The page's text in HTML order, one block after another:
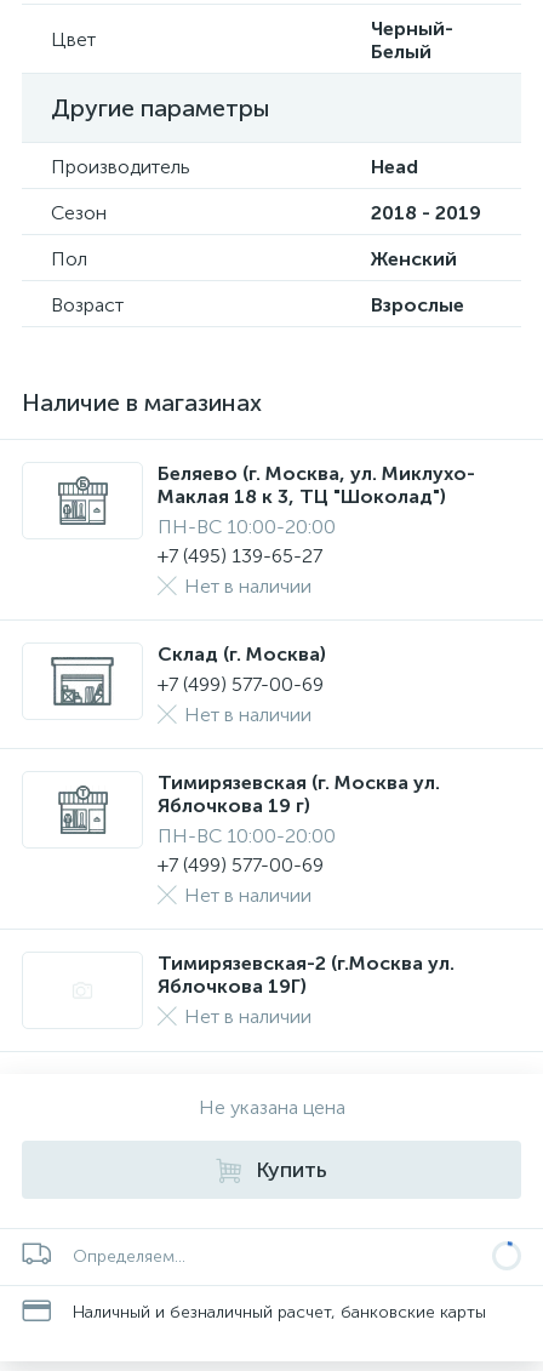
Цвет
Черный-
Белый
Другие параметры
Производитель
Head
Сезон
2018 - 2019
Пол
Женский
Возраст
Взрослые
Наличие в магазинах
Беляево (г. Москва, ул. Миклухо-
Маклая 18 к 3, ТЦ "Шоколад")
ПН-ВС 10:00-20:00
+7 (495) 139-65-27
Нет в наличии
Склад (г. Москва)
+7 (499) 577-00-69
Нет в наличии
Тимирязевская (г. Москва ул.
Яблочкова 19 г)
ПН-ВС 10:00-20:00
+7 (499) 577-00-69
Нет в наличии
Тимирязевская-2 (г.Москва ул.
Яблочкова 19Г)
Нет в наличии
Не указана цена
Купить
Определяем...
Наличный и безналичный расчет, банковские карты